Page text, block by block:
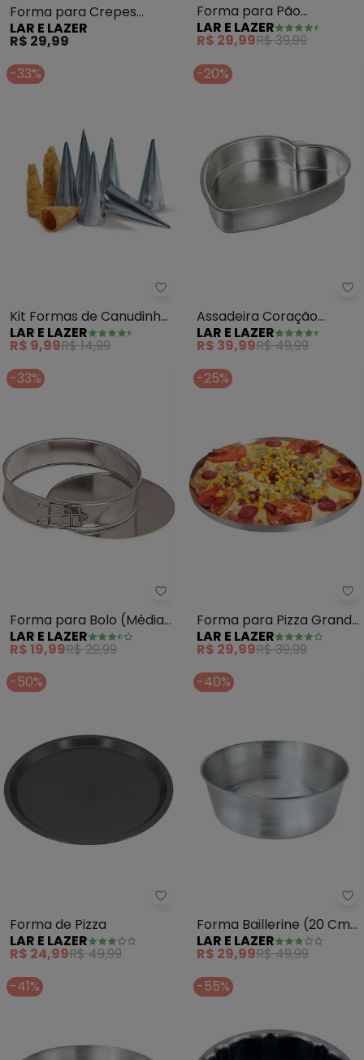
Forma para Crepes
Duplo
LAR E LAZER
R$ 29,99
Forma para Pão
(Grande) 30 cm
LAR E LAZER
R$ 29,99R$ 39,99
-33%
Lar e Lazer - Kit Formas de
Kit Formas de Canudinho
(Em Flandres) 12 Peças
LAR E LAZER
R$ 9,99R$ 14,99
-20%
Assadeira Coração
(Prata N° 3)
LAR E LAZER
R$ 39,99R$ 49,99
-33%
Lar e Lazer - Forma para Bolo
Forma para Bolo (Média)
16 cm
LAR E LAZER
R$ 19,99R$ 29,99
-25%
Forma para Pizza Grande
(29 Cm) 1 Peça
LAR E LAZER
R$ 29,99R$ 39,99
-50%
Lar e Lazer - Forma de Pizza -
Forma de Pizza
LAR E LAZER
R$ 24,99R$ 49,99
-40%
Forma Baillerine (20 Cm)
1 Peça
LAR E LAZER
R$ 29,99R$ 49,99
-41%
-55%